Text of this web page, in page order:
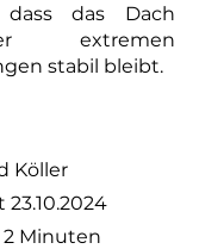
dass das Dach
extremen
stabil bleibt.
Köller
23.10.2024
2 Minuten